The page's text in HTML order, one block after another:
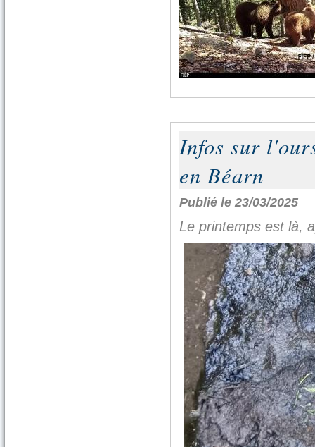
Infos sur
en Béarn
Publié le 23/03/2025
Le printemps est là,